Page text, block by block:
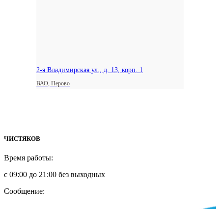
2-я Владимирская ул., д. 13, корп. 1
ВАО, Перово
ЧИСТЯКОВ
Время работы:
с 09:00 до 21:00 без выходных
Сообщение: